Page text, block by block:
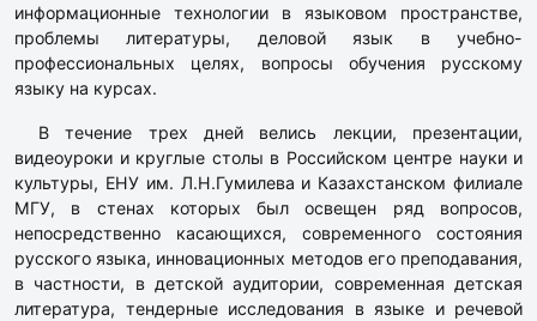
информационные технологии в языковом пространстве,
проблемы литературы, деловой язык в учебно-
профессиональных целях, вопросы обучения русскому
языку на курсах.
В течение трех дней велись лекции, презентации,
видеоуроки и круглые столы в Российском центре науки и
культуры, ЕНУ им. Л.Н.Гумилева и Казахстанском филиале
МГУ, в стенах которых был освещен ряд вопросов,
непосредственно касающихся, современного состояния
русского языка, инновационных методов его преподавания,
в частности, в детской аудитории, современная детская
литература, тендерные исследования в языке и речевой